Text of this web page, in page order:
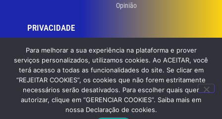
Opinião
PRIVACIDADE
Termos de uso
© 2023 RBN 94,3 FM. Todos os direitos reservados. Desenvolvidopor
GB Dev – Agência de Websites
Para melhorar a sua experiência na plataforma e prover
serviços personalizados, utilizamos cookies. Ao ACEITAR, você
terá acesso a todas as funcionalidades do site. Se clicar em
“REJEITAR COOKIES”, os cookies que não forem estritamente
necessários serão desativados. Para escolher quais quer
autorizar, clique em “GERENCIAR COOKIES”. Saiba mais em
nossa Declaração de cookies.